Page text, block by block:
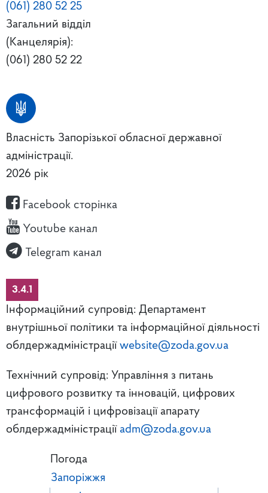
(061) 280 52 25
Загальний відділ
(Канцелярія):
(061) 280 52 22
Власність Запорізької обласної державної
адміністрації.
2026 рік
Facebook сторінка
Youtube канал
Telegram канал
3.4.1
Інформаційний супровід: Департамент
внутрішньої політики та інформаційної діяльності
облдержадміністрації website@zoda.gov.ua
Технічний супровід: Управління з питань
цифрового розвитку та інновацій, цифрових
трансформацій і цифровізації апарату
облдержадміністрації adm@zoda.gov.ua
Погода
Запоріжжя